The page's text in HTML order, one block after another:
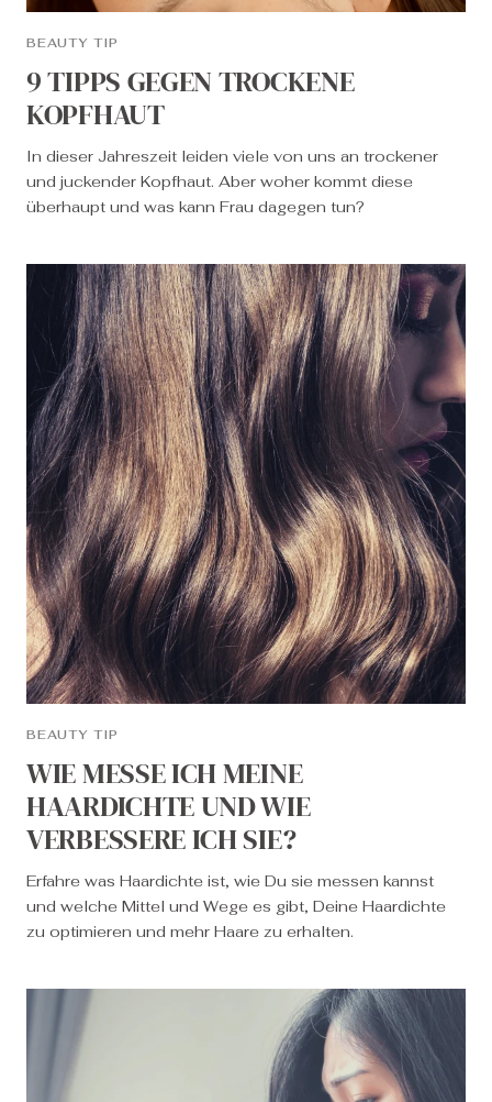
BEAUTY TIP
9 TIPPS GEGEN TROCKENE
KOPFHAUT
In dieser Jahreszeit leiden viele von uns an trockener
und juckender Kopfhaut. Aber woher kommt diese
überhaupt und was kann Frau dagegen tun?
BEAUTY TIP
WIE MESSE ICH MEINE
HAARDICHTE UND WIE
VERBESSERE ICH SIE?
Erfahre was Haardichte ist, wie Du sie messen kannst
und welche Mittel und Wege es gibt, Deine Haardichte
zu optimieren und mehr Haare zu erhalten.